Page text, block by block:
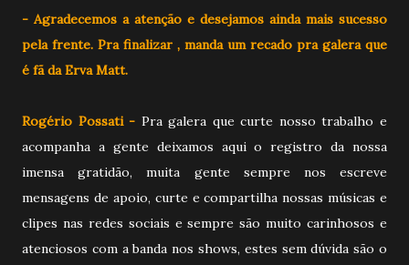
- Agradecemos a atenção e desejamos ainda mais sucesso
pela frente. Pra finalizar , manda um recado pra galera que
é fã da Erva Matt.
Rogério Possati - Pra galera que curte nosso trabalho e
acompanha a gente deixamos aqui o registro da nossa
imensa gratidão, muita gente sempre nos escreve
mensagens de apoio, curte e compartilha nossas músicas e
clipes nas redes sociais e sempre são muito carinhosos e
atenciosos com a banda nos shows, estes sem dúvida são o